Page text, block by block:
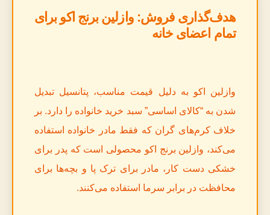
هدف‌گذاری فروش: وازلین برنج اکو برای
تمام اعضای خانه
وازلین اکو به دلیل قیمت مناسب، پتانسیل تبدیل
شدن به “کالای اساسی” سبد خرید خانواده را دارد. بر
خلاف کرم‌های گران که فقط مادر خانواده استفاده
می‌کند، وازلین برنج اکو محصولی است که پدر برای
خشکی دست کار، مادر برای ترک پا و بچه‌ها برای
محافظت در برابر سرما استفاده می‌کنند.